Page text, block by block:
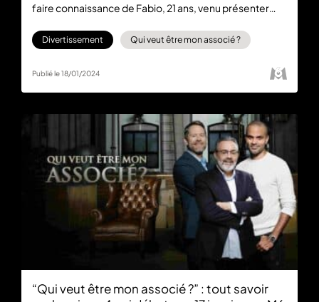
faire connaissance de Fabio, 21 ans, venu présenter
replay de l’épisode gratuitement sur 6play.
Divertissement Qui veut être mon associé ?
Publié le 18/01/2024
“Qui veut être mon associé ?” : tout savoir